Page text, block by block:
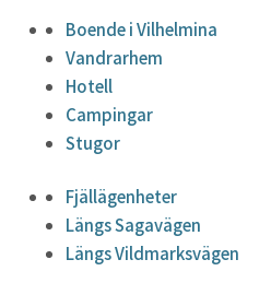
Boende i Vilhelmina
Vandrarhem
Hotell
Campingar
Stugor
Fjällägenheter
Längs Sagavägen
Längs Vildmarksvägen